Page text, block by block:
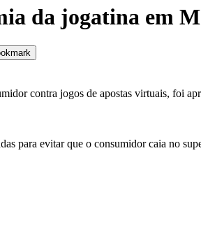
da jogatina em
contra jogos de apostas virtuais, foi
para evitar que o consumidor caia no